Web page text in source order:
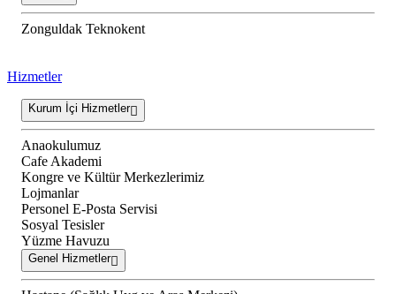
Zonguldak Teknokent
Hizmetler
Kurum İçi Hizmetler
Anaokulumuz
Cafe Akademi
Kongre ve Kültür Merkezlerimiz
Lojmanlar
Personel E-Posta Servisi
Sosyal Tesisler
Yüzme Havuzu
Genel Hizmetler